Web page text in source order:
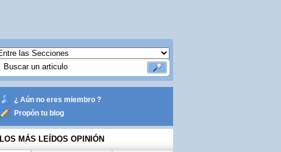
¿ Aún no eres miembro ?
Propón tu blog
LOS MÁS LEÍDOS OPINIÓN